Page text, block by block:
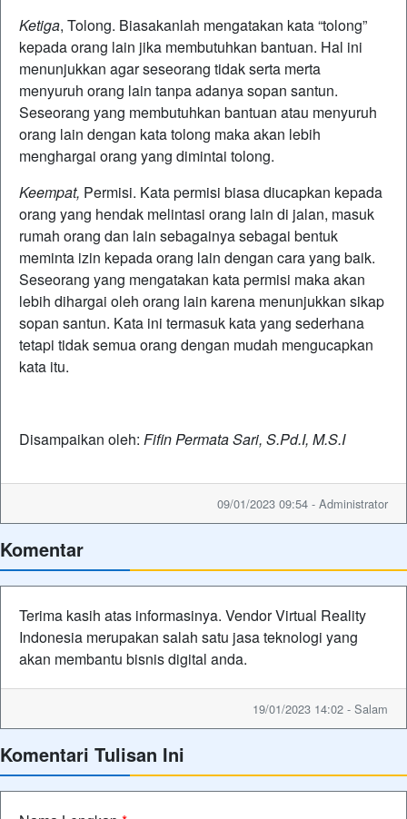
Ketiga, Tolong. Biasakanlah mengatakan kata “tolong”
kepada orang lain jika membutuhkan bantuan. Hal ini
menunjukkan agar seseorang tidak serta merta
menyuruh orang lain tanpa adanya sopan santun.
Seseorang yang membutuhkan bantuan atau menyuruh
orang lain dengan kata tolong maka akan lebih
menghargai orang yang dimintai tolong.
Keempat, Permisi. Kata permisi biasa diucapkan kepada
orang yang hendak melintasi orang lain di jalan, masuk
rumah orang dan lain sebagainya sebagai bentuk
meminta izin kepada orang lain dengan cara yang baik.
Seseorang yang mengatakan kata permisi maka akan
lebih dihargai oleh orang lain karena menunjukkan sikap
sopan santun. Kata ini termasuk kata yang sederhana
tetapi tidak semua orang dengan mudah mengucapkan
kata itu.
Disampaikan oleh: Fifin Permata Sari, S.Pd.I, M.S.I
09/01/2023 09:54 - Administrator
Komentar
Terima kasih atas informasinya. Vendor Virtual Reality
Indonesia merupakan salah satu jasa teknologi yang
akan membantu bisnis digital anda.
19/01/2023 14:02 - Salam
Komentari Tulisan Ini